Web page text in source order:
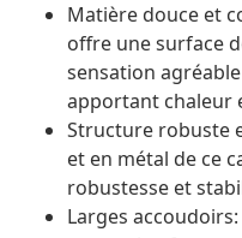
Matière douce et
offre une surface
sensation
apportant chaleur
Structure robuste
et en métal de ce
robustesse et
Larges